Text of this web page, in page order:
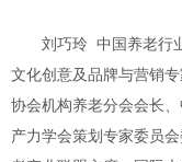
刘巧玲 中国养老行
文化创意及品牌与营销
协会机构养老分会会长
产力学会策划专家委员